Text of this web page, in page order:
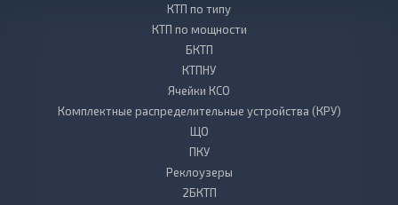
КТП по типу
КТП по мощности
БКТП
КТПНУ
Ячейки КСО
Комплектные распределительные устройства (КРУ)
ЩО
ПКУ
Реклоузеры
2БКТП